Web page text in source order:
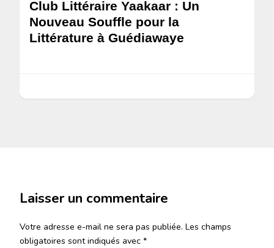
Club Littéraire Yaakaar : Un
Nouveau Souffle pour la
Littérature à Guédiawaye
Laisser un commentaire
Votre adresse e-mail ne sera pas publiée. Les champs
obligatoires sont indiqués avec *